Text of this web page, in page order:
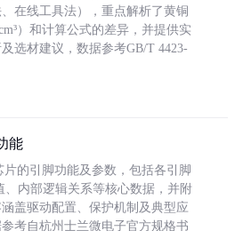
、在线工具法），重点解析了黄铜
）和计算公式的差异，并提供实
选材建议，数据参考GB/T 4423-
能
片的引脚功能及参数，包括各引脚
、内部逻辑关系等核心数据，并附
盖驱动配置、保护机制及典型应
考自杭州士兰微电子官方规格书